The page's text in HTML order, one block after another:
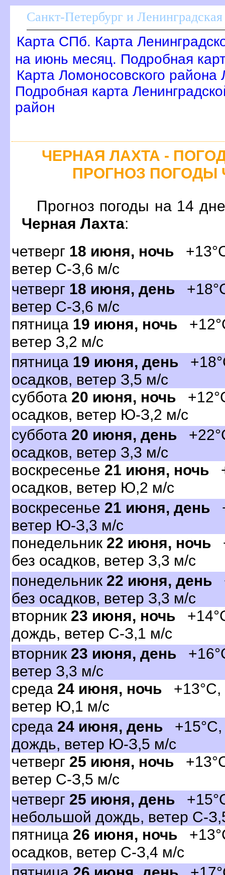
Санкт-Петербург и Ленинградская
Карта СПб. Карта
на июнь месяц. Подробная
Карта Ломоносовского района
Подробная карта
район
ЧЕРНАЯ ЛАХТА -
ПРОГНОЗ ПОГОДЫ
Прогноз погоды на 14
Черная Лахта:
четвер 18 июня, ночь
етер С-З,6 м/с
четвер 18 июня, день
етер С-З,6 м/с
пятница 19 июня, ночь
етер З,2 м/с
пятница 19 июня, день
осадков, ветер З,5 м/с
суббота 20 июня, ночь
осадков, ветер Ю-З,2 м/с
суббота 20 июня, день
осадков, ветер З,3 м/с
оскресенье 21 июня, ночь
осадков, ветер Ю,2 м/с
оскресенье 21 июня, день
етер Ю-З,3 м/с
понедельник 22 июня, ночь
ез осадков, ветер З,3 м/с
понедельник 22 июня, день
ез осадков, ветер З,3 м/с
торник 23 июня, ночь
дождь, ветер С-З,1 м/с
торник 23 июня, день
етер З,3 м/с
среда 24 июня, ночь
етер Ю,1 м/с
среда 24 июня, день
дождь, ветер Ю-З,5 м/с
четвер 25 июня, ночь
етер С-З,5 м/с
четвер 25 июня, день
небольшой дождь, ветер С-
пятница 26 июня, ночь
осадков, ветер С-З,4 м/с